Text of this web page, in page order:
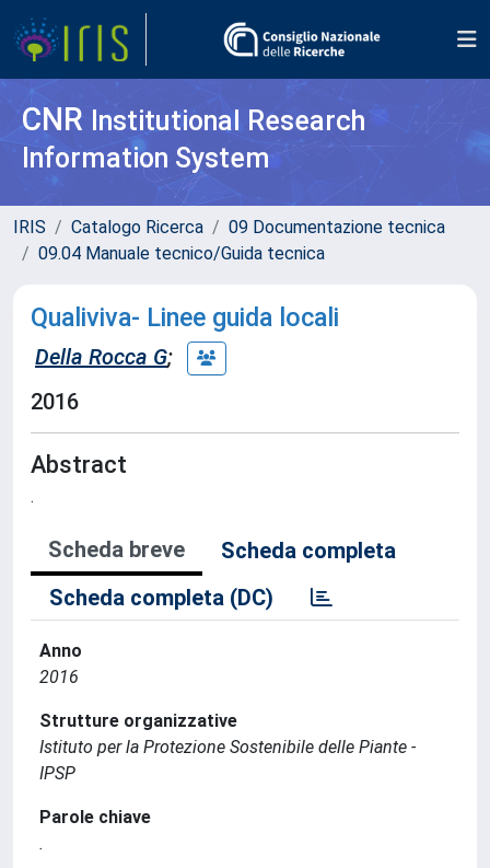
CNR Institutional Research
Information System
IRIS Catalogo Ricerca
09 Documentazione tecnica
09.04 Manuale tecnico/Guida tecnica
Qualiviva- Linee guida locali
Della Rocca G;
2016
Abstract
.
Scheda breve
Scheda completa
Scheda completa (DC)
Anno
2016
Strutture organizzative
Istituto per la Protezione Sostenibile delle Piante -
IPSP
Parole chiave
.